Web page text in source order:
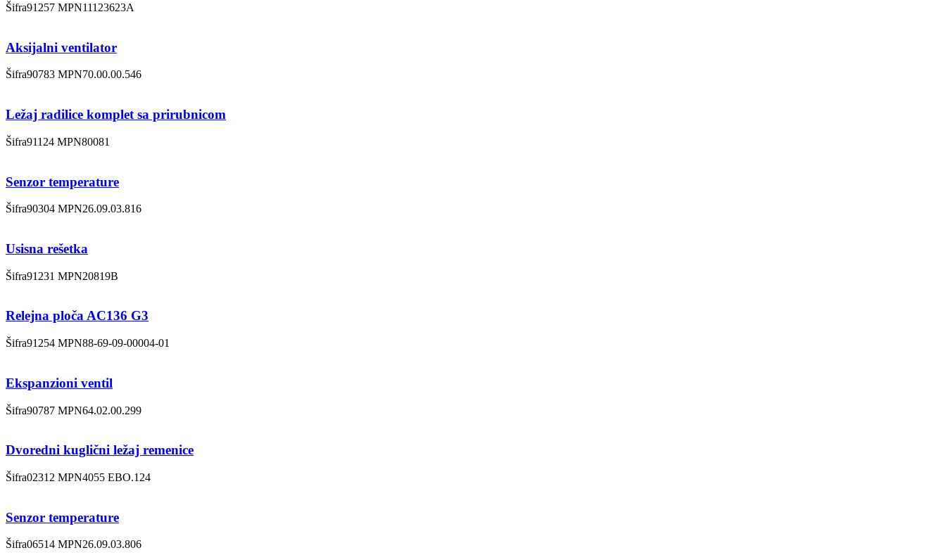
Šifra91257 MPN11123623A
Aksijalni ventilator
Šifra90783 MPN70.00.00.546
Ležaj radilice komplet sa prirubnicom
Šifra91124 MPN80081
Senzor temperature
Šifra90304 MPN26.09.03.816
Usisna rešetka
Šifra91231 MPN20819B
Relejna ploča AC136 G3
Šifra91254 MPN88-69-09-00004-01
Ekspanzioni ventil
Šifra90787 MPN64.02.00.299
Dvoredni kuglični ležaj remenice
Šifra02312 MPN4055 EBO.124
Senzor temperature
Šifra06514 MPN26.09.03.806